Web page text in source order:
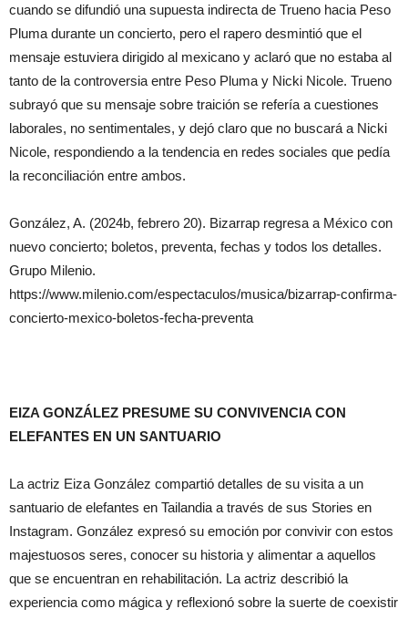
cuando se difundió una supuesta indirecta de Trueno hacia Peso
Pluma durante un concierto, pero el rapero desmintió que el
mensaje estuviera dirigido al mexicano y aclaró que no estaba al
tanto de la controversia entre Peso Pluma y Nicki Nicole. Trueno
subrayó que su mensaje sobre traición se refería a cuestiones
laborales, no sentimentales, y dejó claro que no buscará a Nicki
Nicole, respondiendo a la tendencia en redes sociales que pedía
la reconciliación entre ambos.
González, A. (2024b, febrero 20). Bizarrap regresa a México con
nuevo concierto; boletos, preventa, fechas y todos los detalles.
Grupo Milenio.
https://www.milenio.com/espectaculos/musica/bizarrap-confirma-
concierto-mexico-boletos-fecha-preventa
EIZA GONZÁLEZ PRESUME SU CONVIVENCIA CON
ELEFANTES EN UN SANTUARIO
La actriz Eiza González compartió detalles de su visita a un
santuario de elefantes en Tailandia a través de sus Stories en
Instagram. González expresó su emoción por convivir con estos
majestuosos seres, conocer su historia y alimentar a aquellos
que se encuentran en rehabilitación. La actriz describió la
experiencia como mágica y reflexionó sobre la suerte de coexistir